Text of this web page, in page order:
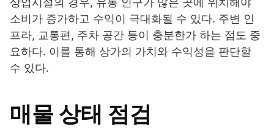
소비가 증가하고 수익이 극대화될 수 있다. 주변 인
프라, 교통편, 주차 공간 등이 충분한가 하는 점도 중
요하다. 이를 통해 상가의 가치와 수익성을 판단할
수 있다.
매물 상태 점검